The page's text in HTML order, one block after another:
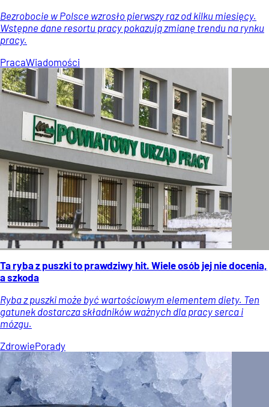
Bezrobocie w Polsce wzrosło pierwszy raz od kilku miesięcy.
Wstępne dane resortu pracy pokazują zmianę trendu na rynku
pracy.
PracaWiadomości
Ta ryba z puszki to prawdziwy hit. Wiele osób jej nie docenia,
a szkoda
Ryba z puszki może być wartościowym elementem diety. Ten
gatunek dostarcza składników ważnych dla pracy serca i
mózgu.
ZdrowiePorady